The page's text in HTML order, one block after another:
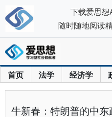
首页 法学 经济学
牛新春：特朗普的中
下载爱思想
随时随地阅读